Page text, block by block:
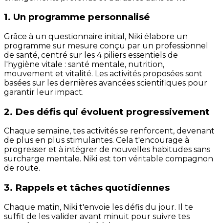
1. Un programme personnalisé
Grâce à un questionnaire initial, Niki élabore un
programme sur mesure conçu par un professionnel
de santé, centré sur les 4 piliers essentiels de
l'hygiène vitale : santé mentale, nutrition,
mouvement et vitalité. Les activités proposées sont
basées sur les dernières avancées scientifiques pour
garantir leur impact.
2. Des défis qui évoluent progressivement
Chaque semaine, tes activités se renforcent, devenant
de plus en plus stimulantes. Cela t'encourage à
progresser et à intégrer de nouvelles habitudes sans
surcharge mentale. Niki est ton véritable compagnon
de route.
3. Rappels et tâches quotidiennes
Chaque matin, Niki t'envoie les défis du jour. Il te
suffit de les valider avant minuit pour suivre tes